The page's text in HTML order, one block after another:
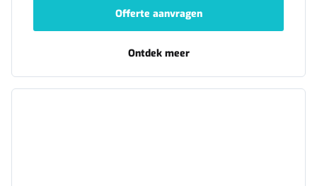
Offerte aanvragen-
Ontdek meer-